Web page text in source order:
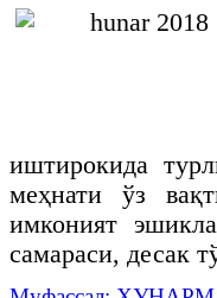
иштирокида
меҳнати ўз
имконият
самараси, десак